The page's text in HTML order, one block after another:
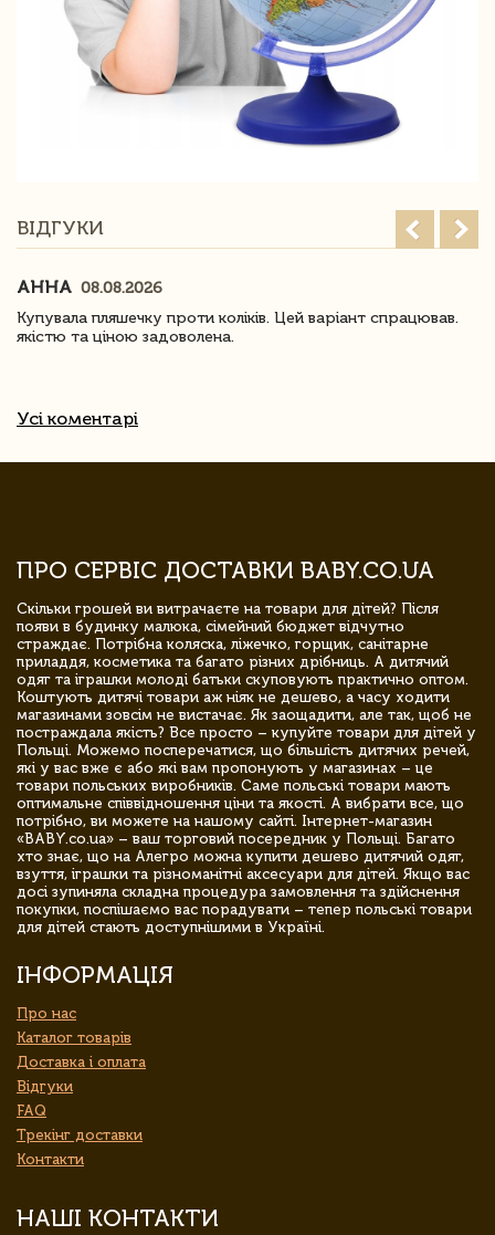
ВІДГУКИ
АННА 08.08.2026
Купувала пляшечку проти коліків. Цей варіант спрацював.
якістю та ціною задоволена.
Усі коментарі
ПРО СЕРВІС ДОСТАВКИ BABY.CO.UA
Скільки грошей ви витрачаєте на товари для дітей? Після
появи в будинку малюка, сімейний бюджет відчутно
страждає. Потрібна коляска, ліжечко, горщик, санітарне
приладдя, косметика та багато різних дрібниць. А дитячий
одяг та іграшки молоді батьки скуповують практично оптом.
Коштують дитячі товари аж ніяк не дешево, а часу ходити
магазинами зовсім не вистачає. Як заощадити, але так, щоб не
постраждала якість? Все просто – купуйте товари для дітей у
Польщі. Можемо посперечатися, що більшість дитячих речей,
які у вас вже є або які вам пропонують у магазинах – це
товари польських виробників. Саме польські товари мають
оптимальне співвідношення ціни та якості. А вибрати все, що
потрібно, ви можете на нашому сайті. Інтернет-магазин
«BABY.co.ua» – ваш торговий посередник у Польщі. Багато
хто знає, що на Алегро можна купити дешево дитячий одяг,
взуття, іграшки та різноманітні аксесуари для дітей. Якщо вас
досі зупиняла складна процедура замовлення та здійснення
покупки, поспішаємо вас порадувати – тепер польські товари
для дітей стають доступнішими в Україні.
ІНФОРМАЦІЯ
Про нас
Каталог товарів
Доставка і оплата
Відгуки
FAQ
Трекінг доставки
Контакти
НАШІ КОНТАКТИ